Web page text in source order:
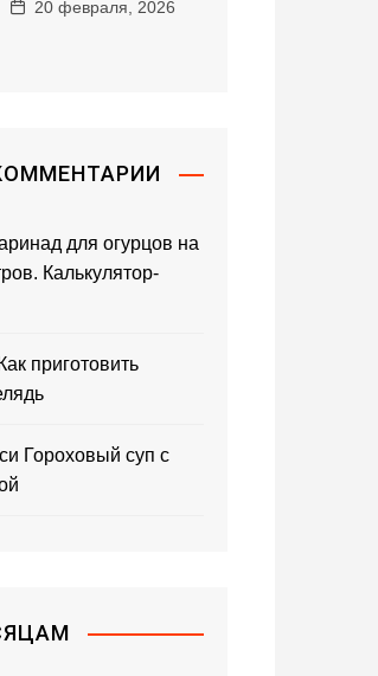
20 февраля, 2026
для огурцов на
Калькулятор-
Как приготовить
Гороховый суп с